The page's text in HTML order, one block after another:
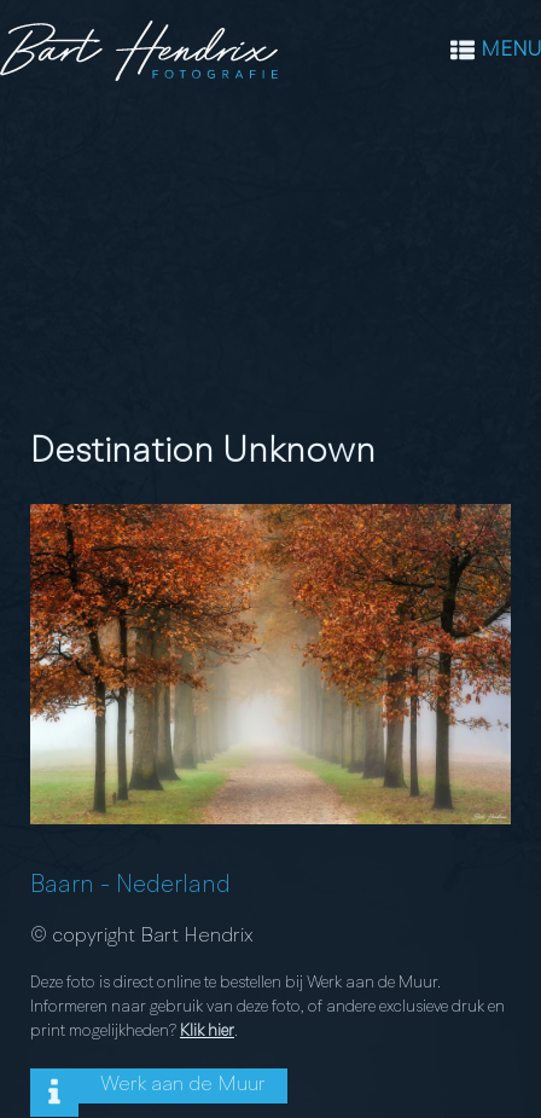
MENU
Destination Unknown
Baarn - Nederland
© copyright Bart Hendrix
Deze foto is direct online te bestellen bij Werk aan de Muur.
Informeren naar gebruik van deze foto, of andere exclusieve druk en
print mogelijkheden? Klik hier.
Werk aan de Muur